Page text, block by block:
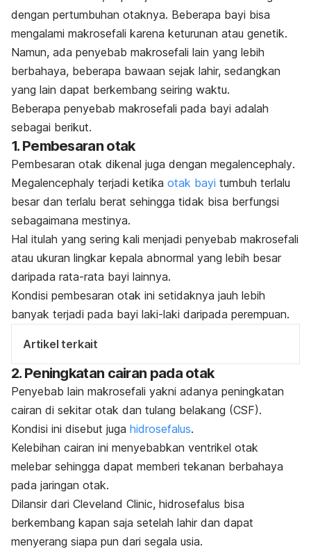
dengan pertumbuhan otaknya. Beberapa bayi bisa
mengalami makrosefali karena keturunan atau genetik.
Namun, ada penyebab makrosefali lain yang lebih
berbahaya, beberapa bawaan sejak lahir, sedangkan
yang lain dapat berkembang seiring waktu.
Beberapa penyebab makrosefali pada bayi adalah
sebagai berikut.
1. Pembesaran otak
Pembesaran otak dikenal juga dengan megalencephaly.
Megalencephaly terjadi ketika otak bayi tumbuh terlalu
besar dan terlalu berat sehingga tidak bisa berfungsi
sebagaimana mestinya.
Hal itulah yang sering kali menjadi penyebab makrosefali
atau ukuran lingkar kepala abnormal yang lebih besar
daripada rata-rata bayi lainnya.
Kondisi pembesaran otak ini setidaknya jauh lebih
banyak terjadi pada bayi laki-laki daripada perempuan.
Artikel terkait
2. Peningkatan cairan pada otak
Penyebab lain makrosefali yakni adanya peningkatan
cairan di sekitar otak dan tulang belakang (CSF).
Kondisi ini disebut juga hidrosefalus.
Kelebihan cairan ini menyebabkan ventrikel otak
melebar sehingga dapat memberi tekanan berbahaya
pada jaringan otak.
Dilansir dari Cleveland Clinic, hidrosefalus bisa
berkembang kapan saja setelah lahir dan dapat
menyerang siapa pun dari segala usia.